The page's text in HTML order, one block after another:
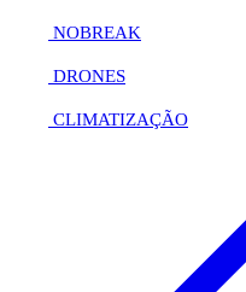
NOBREAK
DRONES
CLIMATIZAÇÃO